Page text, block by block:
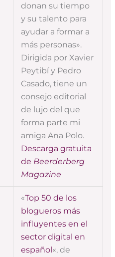
donan su tiempo
y su talento para
ayudar a formar a
más personas».
Dirigida por Xavier
Peytibí y Pedro
Casado, tiene un
consejo editorial
de lujo del que
forma parte mi
amiga Ana Polo.
Descarga gratuita
de Beerderberg
Magazine
«Top 50 de los
blogueros más
influyentes en el
sector digital en
español«, de